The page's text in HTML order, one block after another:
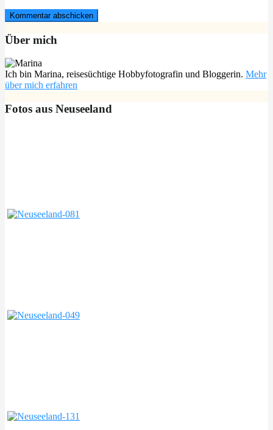
Über mich
Ich bin Marina, reisesüchtige Hobbyfotografin und Bloggerin. Mehr
über mich erfahren
Fotos aus Neuseeland